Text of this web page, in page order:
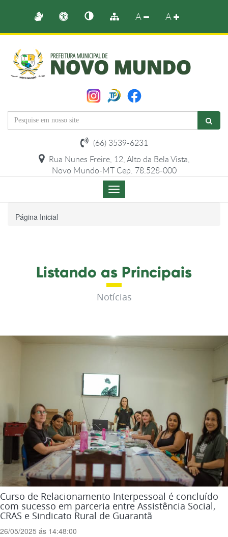
A A
(66) 3539-6231
Rua Nunes Freire, 12, Alto da Bela Vista,
Novo Mundo-MT Cep. 78.528-000
Menu
de
Página Inicial
Listando as Principais
Notícias
Curso de Relacionamento Interpessoal é concluído
com sucesso em parceria entre Assistência Social,
CRAS e Sindicato Rural de Guarantã
26/05/2025 ás 14:48:00